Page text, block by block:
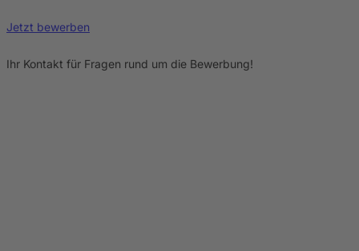
Jetzt bewerben
Ihr Kontakt für Fragen rund um die Bewerbung!